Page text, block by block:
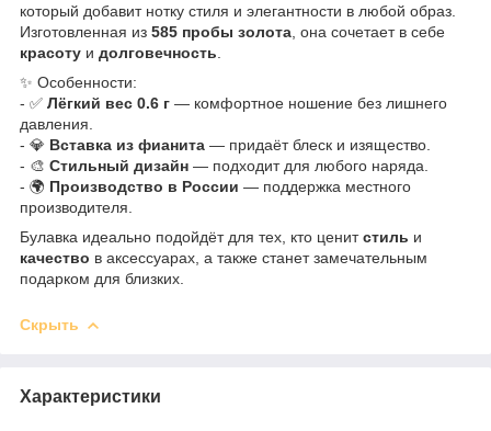
который добавит нотку стиля и элегантности в любой образ.
Изготовленная из 585 пробы золота , она сочетает в себе
красоту и долговечность
✨ Особенности:
- ✅ Лёгкий вес 0.6 г — комфортное ношение без лишнего
давления.
- 💎 Вставка из фианита — придаёт блеск и изящество.
- 🎨 Стильный дизайн — подходит для любого наряда.
- 🌍 Производство в России — поддержка местного
производителя.
Булавка идеально подойдёт для тех, кто ценитстиль и
качество в аксессуарах, а также станет замечательным
подарком для близких.
Скрыть
Характеристики